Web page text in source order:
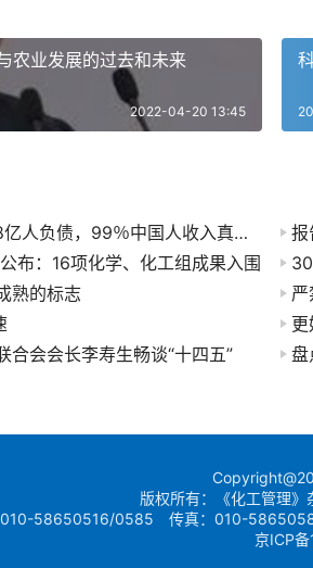
农业发展的过去和未来
2022-04-20 13:45
46万家企业倒闭，7.8亿人负债，99％中国人收入真相，骗了无数国人！
布：16项化学、化工组成果入围
熟的标志
更
合会会长李寿生畅谈“十四五”
盘
版权所有：《化工管理
010-58650516/0585 传真：010-
京ICP